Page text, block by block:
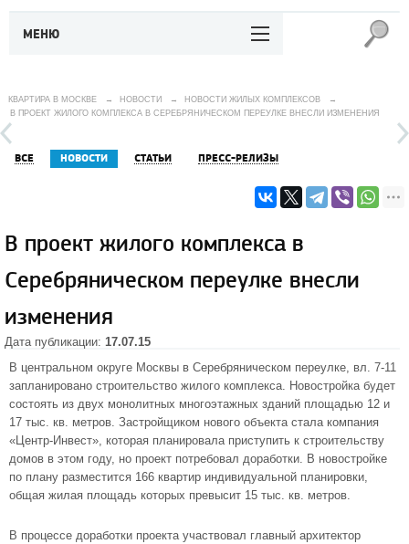
МЕНЮ
КВАРТИРА В МОСКВЕ → НОВОСТИ → НОВОСТИ ЖИЛЫХ КОМПЛЕКСОВ
→
В ПРОЕКТ ЖИЛОГО КОМПЛЕКСА В СЕРЕБРЯНИЧЕСКОМ ПЕРЕУЛКЕ ВНЕСЛИ ИЗМЕНЕНИЯ
ВСЕ НОВОСТИ СТАТЬИ ПРЕСС-РЕЛИЗЫ
В проект жилого комплекса в
Серебряническом переулке внесли
изменения
Дата публикации: 17.07.15
В центральном округе Москвы в Серебряническом переулке, вл. 7-11
запланировано строительство жилого комплекса. Новостройка будет
состоять из двух монолитных многоэтажных зданий площадью 12 и
17 тыс. кв. метров. Застройщиком нового объекта стала компания
«Центр-Инвест», которая планировала приступить к строительству
домов в этом году, но проект потребовал доработки. В новостройке
по плану разместится 166 квартир индивидуальной планировки,
общая жилая площадь которых превысит 15 тыс. кв. метров.
В процессе доработки проекта участвовал главный архитектор